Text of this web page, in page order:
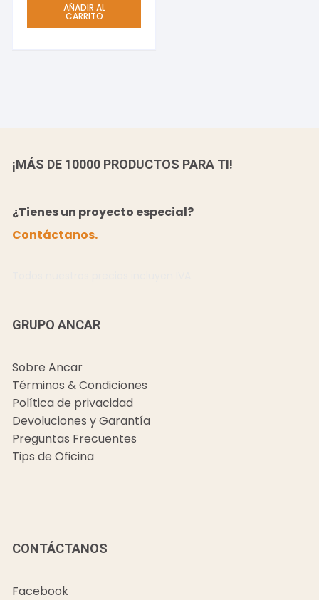
AÑADIR AL
CARRITO
¡MÁS DE 10000 PRODUCTOS PARA TI!
¿Tienes un proyecto especial?
Contáctanos.
GRUPO ANCAR
Sobre Ancar
Términos & Condiciones
Política de privacidad
Devoluciones y Garantía
Preguntas Frecuentes
Tips de Oficina
CONTÁCTANOS
Facebook